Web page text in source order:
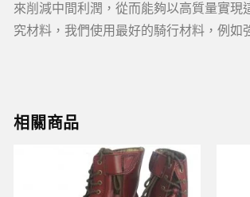
來削減中間利潤，從而能夠以高質量實
究材料，我們使用最好的騎行材料，例如
相關商品